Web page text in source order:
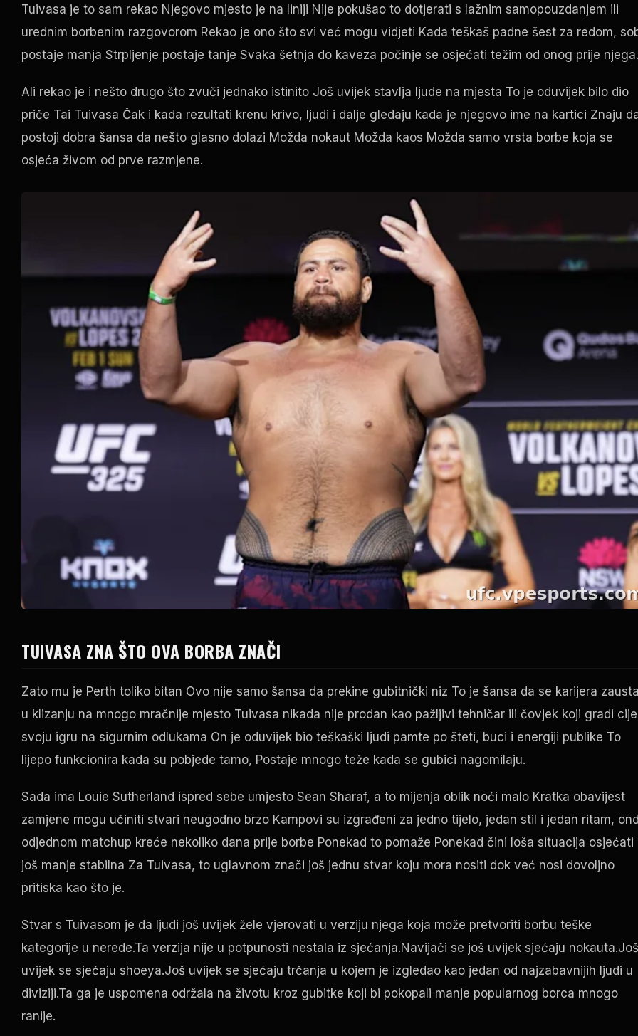
Tuivasa je to sam rekao Njegovo mjesto je na liniji Nije pokušao to dotjerati s lažnim samopouzdanjem ili
urednim borbenim razgovorom Rekao je ono što svi već mogu vidjeti Kada teškaš padne šest za redom,
postaje manja Strpljenje postaje tanje Svaka šetnja do kaveza počinje se osjećati težim od onog prije njega.
Ali rekao je i nešto drugo što zvuči jednako istinito Još uvijek stavlja ljude na mjesta To je oduvijek bilo dio
priče Tai Tuivasa Čak i kada rezultati krenu krivo, ljudi i dalje gledaju kada je njegovo ime na kartici Znaju
postoji dobra šansa da nešto glasno dolazi Možda nokaut Možda kaos Možda samo vrsta borbe koja se
osjeća živom od prve razmjene.
TUIVASA ZNA ŠTO OVA BORBA ZNAČI
Zato mu je Perth toliko bitan Ovo nije samo šansa da prekine gubitnički niz To je šansa da se karijera
u klizanju na mnogo mračnije mjesto Tuivasa nikada nije prodan kao pažljivi tehničar ili čovjek koji gradi
svoju igru na sigurnim odlukama On je oduvijek bio teškaški ljudi pamte po šteti, buci i energiji publike To
lijepo funkcionira kada su pobjede tamo, Postaje mnogo teže kada se gubici nagomilaju.
Sada ima Louie Sutherland ispred sebe umjesto Sean Sharaf, a to mijenja oblik noći malo Kratka obavijest
zamjene mogu učiniti stvari neugodno brzo Kampovi su izgrađeni za jedno tijelo, jedan stil i jedan ritam,
odjednom matchup kreće nekoliko dana prije borbe Ponekad to pomaže Ponekad čini loša situacija osjećati
još manje stabilna Za Tuivasa, to uglavnom znači još jednu stvar koju mora nositi dok već nosi dovoljno
pritiska kao što je.
Stvar s Tuivasom je da ljudi još uvijek žele vjerovati u verziju njega koja može pretvoriti borbu teške
kategorije u nerede.Ta verzija nije u potpunosti nestala iz sjećanja.Navijači se još uvijek sjećaju nokauta.Još
uvijek se sjećaju shoeya.Još uvijek se sjećaju trčanja u kojem je izgledao kao jedan od najzabavnijih ljudi u
diviziji.Ta ga je uspomena održala na životu kroz gubitke koji bi pokopali manje popularnog borca mnogo
ranije.